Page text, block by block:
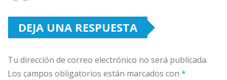
DEJA UNA RESPUESTA
Tu dirección de correo electrónico no será publicada.
Los campos obligatorios están marcados con *